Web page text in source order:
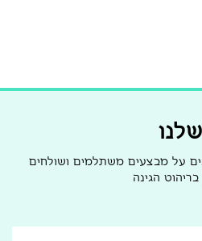
על מבצעים משתלמים ושולחים
הגינה